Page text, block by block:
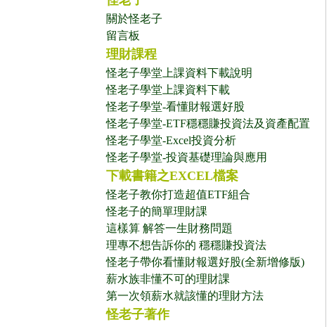
關於怪老子
留言板
理財課程
怪老子學堂上課資料下載說明
怪老子學堂上課資料下載
怪老子學堂-看懂財報選好股
怪老子學堂-ETF穩穩賺投資法及資產配置
怪老子學堂-Excel投資分析
怪老子學堂-投資基礎理論與應用
下載書籍之EXCEL檔案
怪老子教你打造超值ETF組合
怪老子的簡單理財課
這樣算 解答一生財務問題
理專不想告訴你的 穩穩賺投資法
怪老子帶你看懂財報選好股(全新增修版)
薪水族非懂不可的理財課
第一次領薪水就該懂的理財方法
怪老子著作